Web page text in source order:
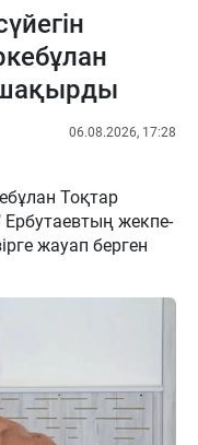
шақырды
06.08.2026, 17:28
Тоқтар
жекпе-
жауап берген